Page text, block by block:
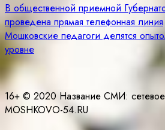
Навигация
по
записям
В общественной приемной
проведена прямая телефонная линия
Мошковские педагоги делятся
уровне
16+ © 2020 Название СМИ:
MOSHKOVO-54.RU